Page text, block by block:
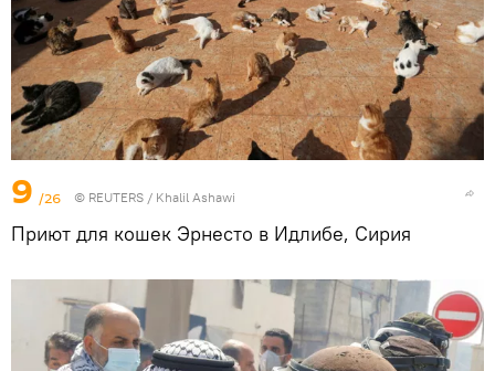
9 /26 © REUTERS / Khalil Ashawi
Приют для кошек Эрнесто в Идлибе, Сирия